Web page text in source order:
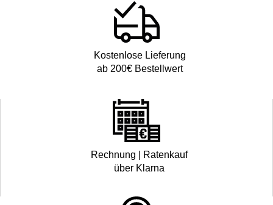
Kostenlose Lieferung
ab 200€ Bestellwert
Rechnung | Ratenkauf
über Klarna